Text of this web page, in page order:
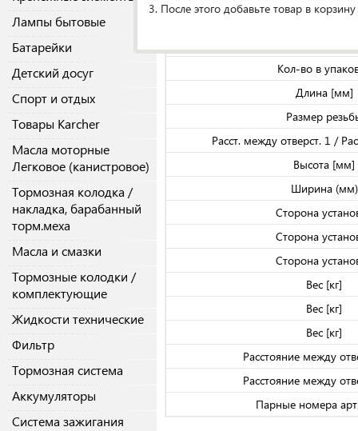
Лампы бытовые
Батарейки
Детский досуг
Спорт и отдых
Товары Karcher
Масла моторные
Легковое (канистровое)
Тормозная колодка /
накладка, барабанный
торм.меха
Масла и смазки
Тормозные колодки /
комплектующие
Жидкости технические
Фильтр
Тормозная система
Аккумуляторы
Система зажигания
Кол-во в
Длина [мм]
Размер
Расст. между отверст. 1 /
Высота [мм]
Ширина (мм)
Сторона
Сторона
Сторона
Вес [кг]
Вес [кг]
Вес [кг]
Расстояние между
Расстояние между
Парные номера
3. После этого добавьте товар в